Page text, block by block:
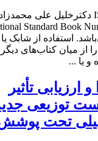
از میان کتاب‌های
و یا ...
تأثیر
توزیعی
تحت